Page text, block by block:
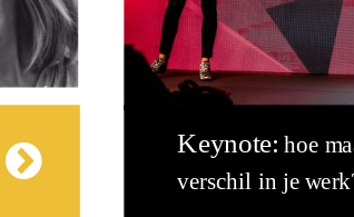
Keynote: hoe
verschil in je